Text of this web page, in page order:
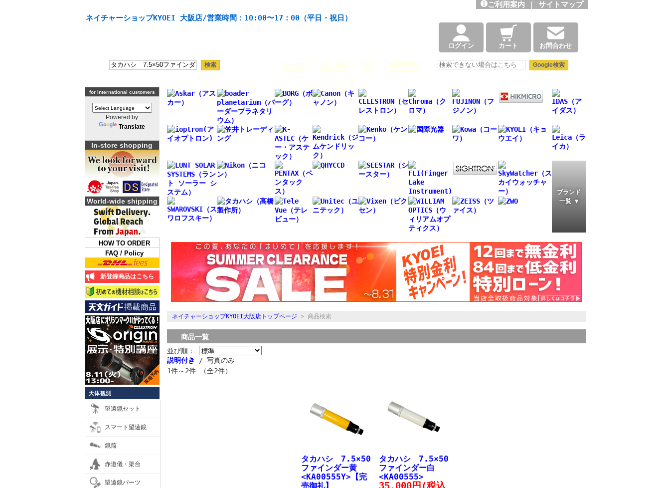
ネイチャーショップKYOEI 大阪店/営業時間：10:00〜17：00（平日・祝日）
ご利用案内 | サイトマップ
ログイン カート お問合わせ
Seestar ASI 2600 HAC 太陽望遠鏡
for International customers
Powered by
Translate
In-store shopping
World-wide shipping
HOW TO ORDER
FAQ / Policy
新登録商品はこちら
天体観測
望遠鏡セット
スマート望遠鏡
鏡筒
赤道儀・架台
望遠鏡パーツ
ブランド
一覧 ▼
ネイチャーショップKYOEI大阪店トップページ > 商品検索
商品一覧
並び順：
説明付き / 写真のみ
1件～2件 （全2件）
タカハシ 7.5×50
ファインダー黄
<KA00555Y>【完
売御礼】
タカハシ 7.5×50
ファインダー白
<KA00555>
35,000円 (税込